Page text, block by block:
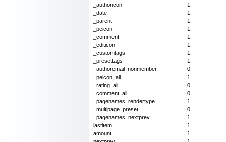
_authoricon
1
_date
1
_parent
1
_peicon
1
_comment
1
_editicon
1
_customtags
1
_presettags
1
_authoremail_nonmember
0
_peicon_all
1
_rating_all
0
_comment_all
0
_pagenames_rendertype
1
_multipage_preset
0
_pagenames_nextprev
1
lastitem
1
amount
1